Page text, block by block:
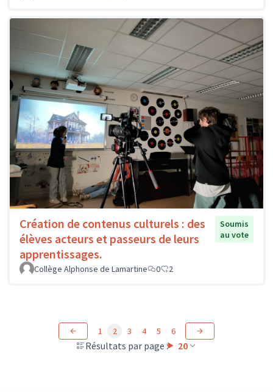
Création de contenus culturels : des
élèves acteurs et passeurs de leurs
apprentissages.
Soumis
au vote
Collège Alphonse de Lamartine 0 2
Résultats par page : 20
1 2 3 4 5 6